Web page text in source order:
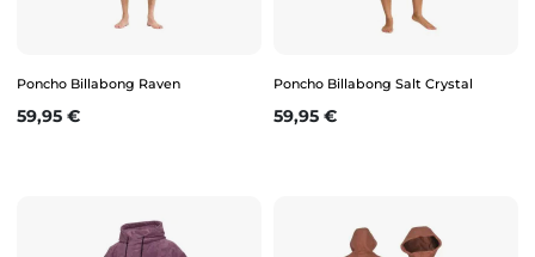
Poncho Billabong Raven
Prix
59,95 €
Poncho Billabong Salt Crystal
Prix
59,95 €